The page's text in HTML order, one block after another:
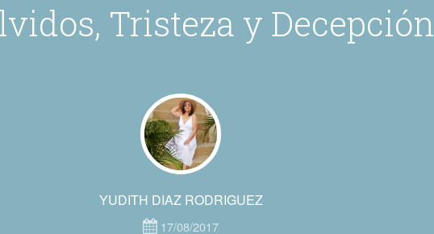
Tristeza y Decepción
YUDITH DIAZ RODRIGUEZ
17/08/2017